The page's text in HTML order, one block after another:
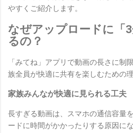
やすくご紹介します。
なぜアップロードに「
るの？
「みてね」アプリで動画の長さに制
族全員が快適に共有を楽しむための
家族みんなが快適に見られる工夫
長すぎる動画は、スマホの通信容量
ードに時間がかかったりする原因に